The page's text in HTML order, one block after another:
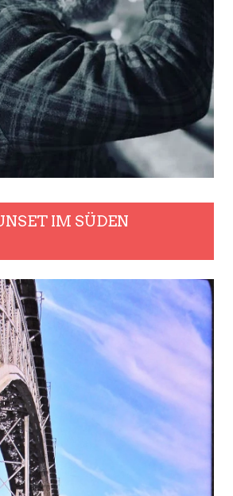
IM SÜDEN